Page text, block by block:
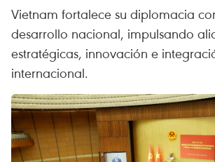
Vietnam fortalece su diplomacia
desarrollo nacional, impulsando
estratégicas, innovación e
internacional.